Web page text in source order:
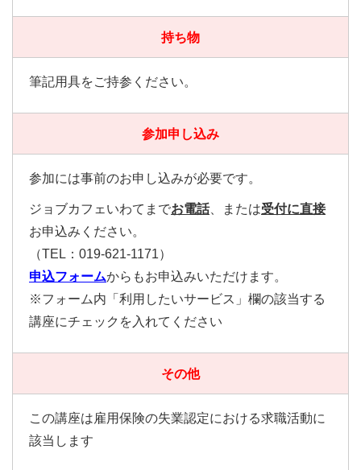
持ち物
筆記用具をご持参ください。
参加申し込み
参加には事前のお申し込みが必要です。
ジョブカフェいわてまでお電話、または受付に直接
お申込みください。
（TEL：019-621-1171）
申込フォームからもお申込みいただけます。
※フォーム内「利用したいサービス」欄の該当する
講座にチェックを入れてください
その他
この講座は雇用保険の失業認定における求職活動に
該当します